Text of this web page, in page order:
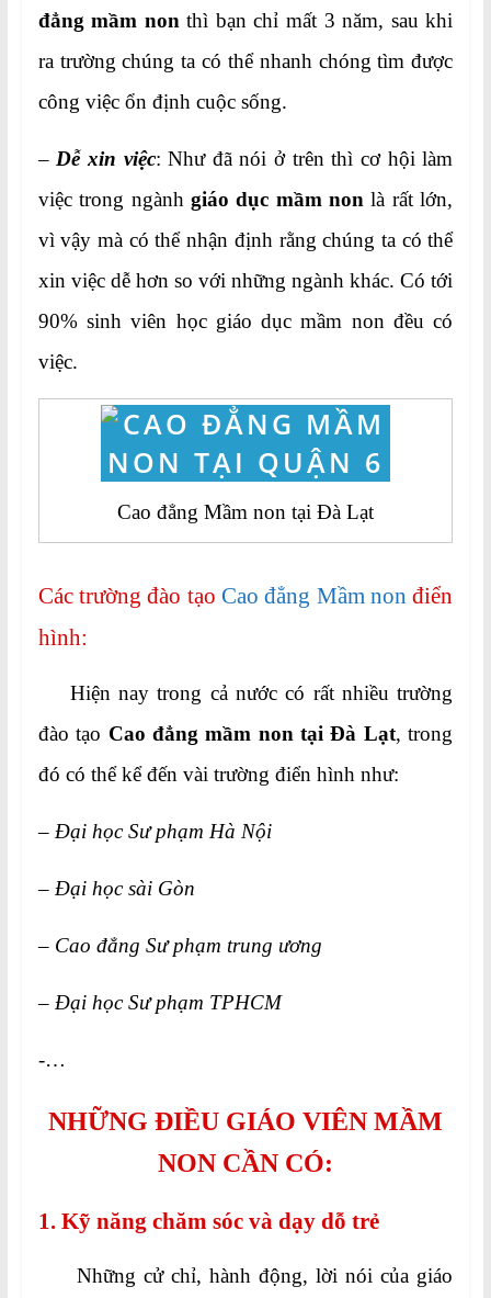
đẳng mầm nonthì bạn chỉ mất 3 năm, sau khi
ra trường chúng ta có thể nhanh chóng tìm được
công việc ổn định cuộc sống.
–Dễ xin việc: Như đã nói ở trên thì cơ hội làm
việc trong ngành giáo dục mầm non là rất lớn,
vì vậy mà có thể nhận định rằng chúng ta có thể
xin việc dễ hơn so với những ngành khác. Có tới
90% sinh viên học giáo dục mầm non đều có
việc.
Cao đẳng Mầm non tại Đà Lạt
Các trường đào tạo Cao đẳng Mầm non điển
hình:
Hiện nay trong cả nước có rất nhiều trường
đào tạo Cao đẳng mầm non tại Đà Lạt, trong
đó có thể kể đến vài trường điển hình như:
– Đại học Sư phạm Hà Nội
– Đại học sài Gòn
– Cao đẳng Sư phạm trung ương
– Đại học Sư phạm TPHCM
-…
NHỮNG ĐIỀU GIÁO VIÊN MẦM
NON CẦN CÓ:
1. Kỹ năng chăm sóc và dạy dỗ trẻ
Những cử chỉ, hành động, lời nói của giáo